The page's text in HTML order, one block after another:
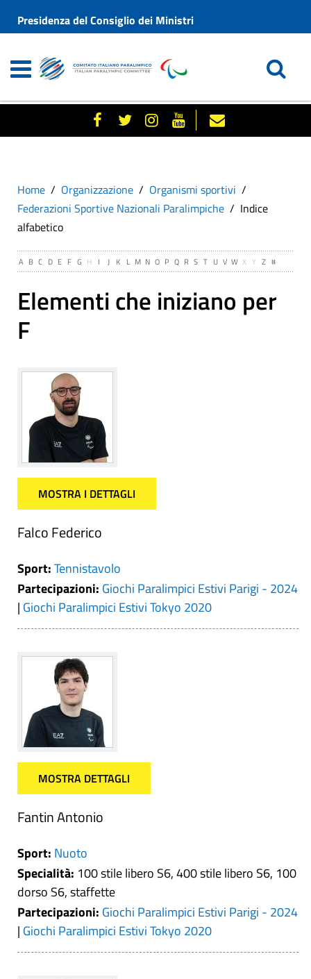
Presidenza del Consiglio dei Ministri
Home Organizzazione
Organismi sportivi
Federazioni Sportive Nazionali Paralimpiche
Indice
alfabetico
A B C D E F G H I J K L M N O P Q R S T U V W X Y Z #
Elementi che iniziano per
F
MOSTRA I DETTAGLI
Falco Federico
Sport:Tennistavolo
Partecipazioni: Giochi Paralimpici Estivi Parigi - 2024
| Giochi Paralimpici Estivi Tokyo 2020
MOSTRA DETTAGLI
Fantin Antonio
Sport: Nuoto
Specialità: 100 stile libero S6, 400 stile libero S6, 100
dorso S6, staffette
Partecipazioni: Giochi Paralimpici Estivi Parigi - 2024
| Giochi Paralimpici Estivi Tokyo 2020